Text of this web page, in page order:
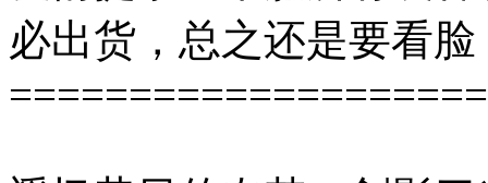
必出货，总之还是要看脸